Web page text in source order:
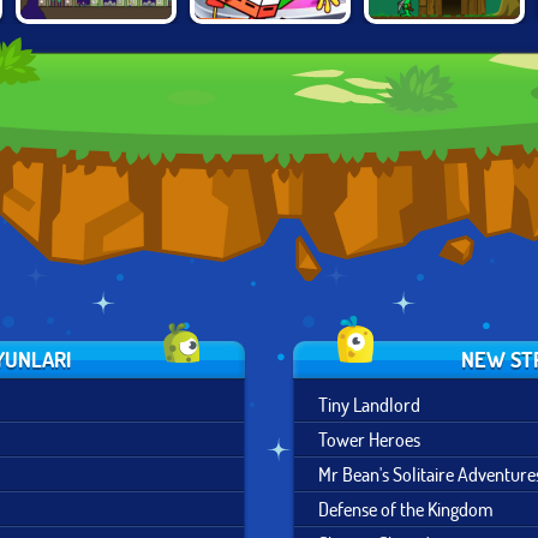
TROLLS
NEW
Tiny Landlord
Tower Heroes
Mr Bean's Solitaire
Defense of the Kingdom